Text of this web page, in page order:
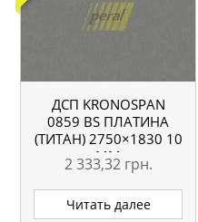
ДСП KRONOSPAN
0859 BS ПЛАТИНА
(ТИТАН) 2750×1830 10
ММ
2 333,32 грн.
Читать далее